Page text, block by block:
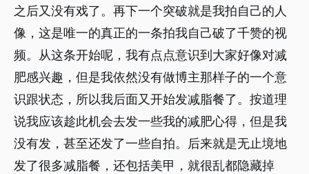
之后又没有戏了。再下一个突破就是我拍自己的人
像，这是唯一的真正的一条拍我自己破了千赞的视
频。从这条开始呢，我有点点意识到大家好像对减
肥感兴趣，但是我依然没有做博主那样子的一个意
识跟状态，所以我后面又开始发减脂餐了。按道理
说我应该趁此机会去发一些我的减肥心得，但是我
没有发，甚至还发了一些自拍。后来就是无止境地
发了很多减脂餐，还包括美甲，就很乱都隐藏掉